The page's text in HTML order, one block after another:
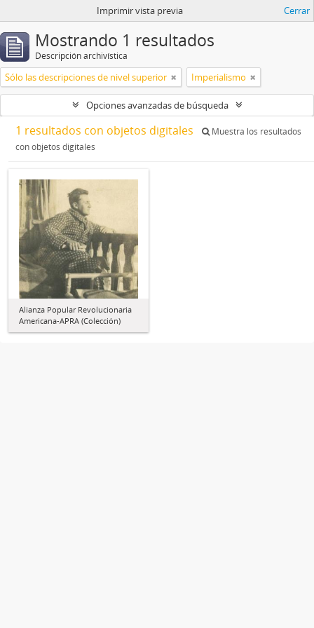
Imprimir vista previa Cerrar
Mostrando 1 resultados
Descripción archivística
Sólo las descripciones de nivel superior Imperialismo
Opciones avanzadas de búsqueda
1 resultados con objetos digitales
Muestra los resultados
con objetos digitales
Alianza Popular Revolucionaria
Americana-APRA (Colección)